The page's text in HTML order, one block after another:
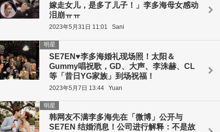
嫁走女儿，是多了儿子！」李多海母女感动
泪崩ㅠㅠ
2023年5月31日 11:01 Sani
SE7EN♥李多海婚礼现场照！太阳＆
Gummy唱祝歌，GD、大声、李洙赫、CL
等「昔日YG家族」到场祝福！
明星
2023年5月7日 13:44 Yuan
韩网友不满李多海先在「微博」公开与
SE7EN 结婚消息！公司进行解释：不是故
明星